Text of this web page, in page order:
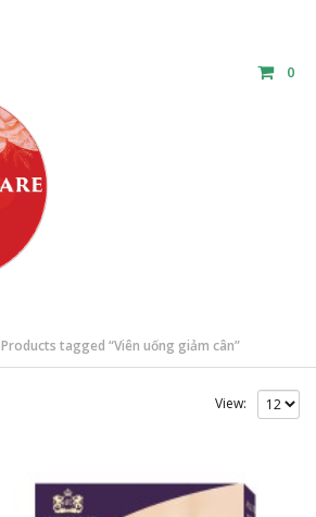
0
Products tagged “Viên uống giảm cân”
View: